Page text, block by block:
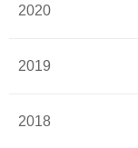
2020
2019
2018